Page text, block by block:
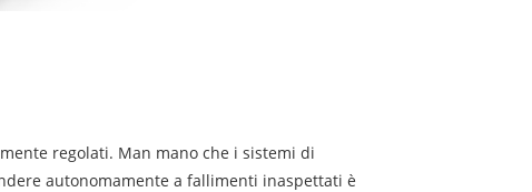
regolati. Man mano che i sistemi di
autonomamente a fallimenti inaspettati è